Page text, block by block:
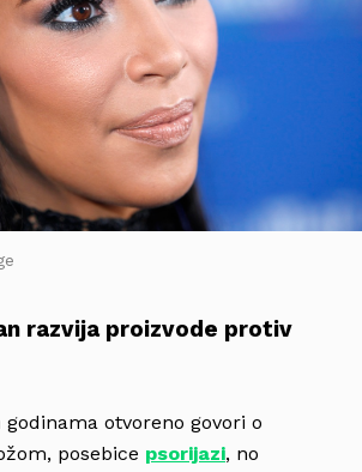
razvija proizvode protiv
godinama otvoreno govori o
posebice psorijazi, no